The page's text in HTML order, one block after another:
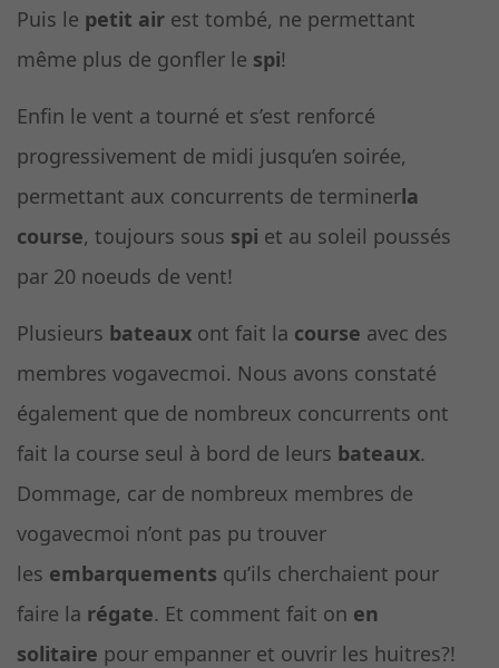
Puis le petit air est tombé, ne permettant
même plus de gonfler le spi!
Enfin le vent a tourné et s’est renforcé
progressivement de midi jusqu’en soirée,
permettant aux concurrents de terminerla
course, toujours sous spi et au soleil poussés
par 20 noeuds de vent!
Plusieurs bateaux ont fait la course avec des
membres vogavecmoi. Nous avons constaté
également que de nombreux concurrents ont
fait la course seul à bord de leurs bateaux.
Dommage, car de nombreux membres de
vogavecmoi n’ont pas pu trouver
les embarquements qu’ils cherchaient pour
faire la régate. Et comment fait on en
solitaire pour empanner et ouvrir les huitres?!